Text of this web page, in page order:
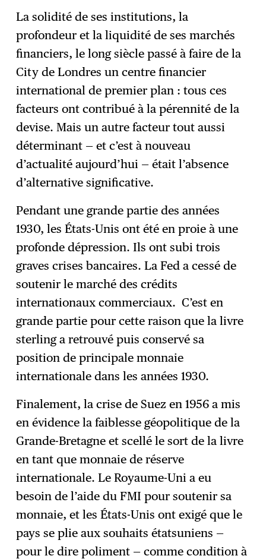
La solidité de ses institutions, la
profondeur et la liquidité de ses marchés
financiers, le long siècle passé à faire de la
City de Londres un centre financier
international de premier plan : tous ces
facteurs ont contribué à la pérennité de la
devise. Mais un autre facteur tout aussi
déterminant — et c’est à nouveau
d’actualité aujourd’hui — était l’absence
d’alternative significative.
Pendant une grande partie des années
1930, les États-Unis ont été en proie à une
profonde dépression. Ils ont subi trois
graves crises bancaires. La Fed a cessé de
soutenir le marché des crédits
internationaux commerciaux. C’est en
grande partie pour cette raison que la livre
sterling a retrouvé puis conservé sa
position de principale monnaie
internationale dans les années 1930.
Finalement, la crise de Suez en 1956 a mis
en évidence la faiblesse géopolitique de la
Grande-Bretagne et scellé le sort de la livre
en tant que monnaie de réserve
internationale. Le Royaume-Uni a eu
besoin de l’aide du FMI pour soutenir sa
monnaie, et les États-Unis ont exigé que le
pays se plie aux souhaits étatsuniens —
pour le dire poliment — comme condition à